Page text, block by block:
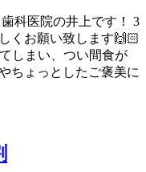
科医院の井上です！ 3
くお願い致します🙌🏻
しまい、つい間食が
ちょっとしたご褒美に